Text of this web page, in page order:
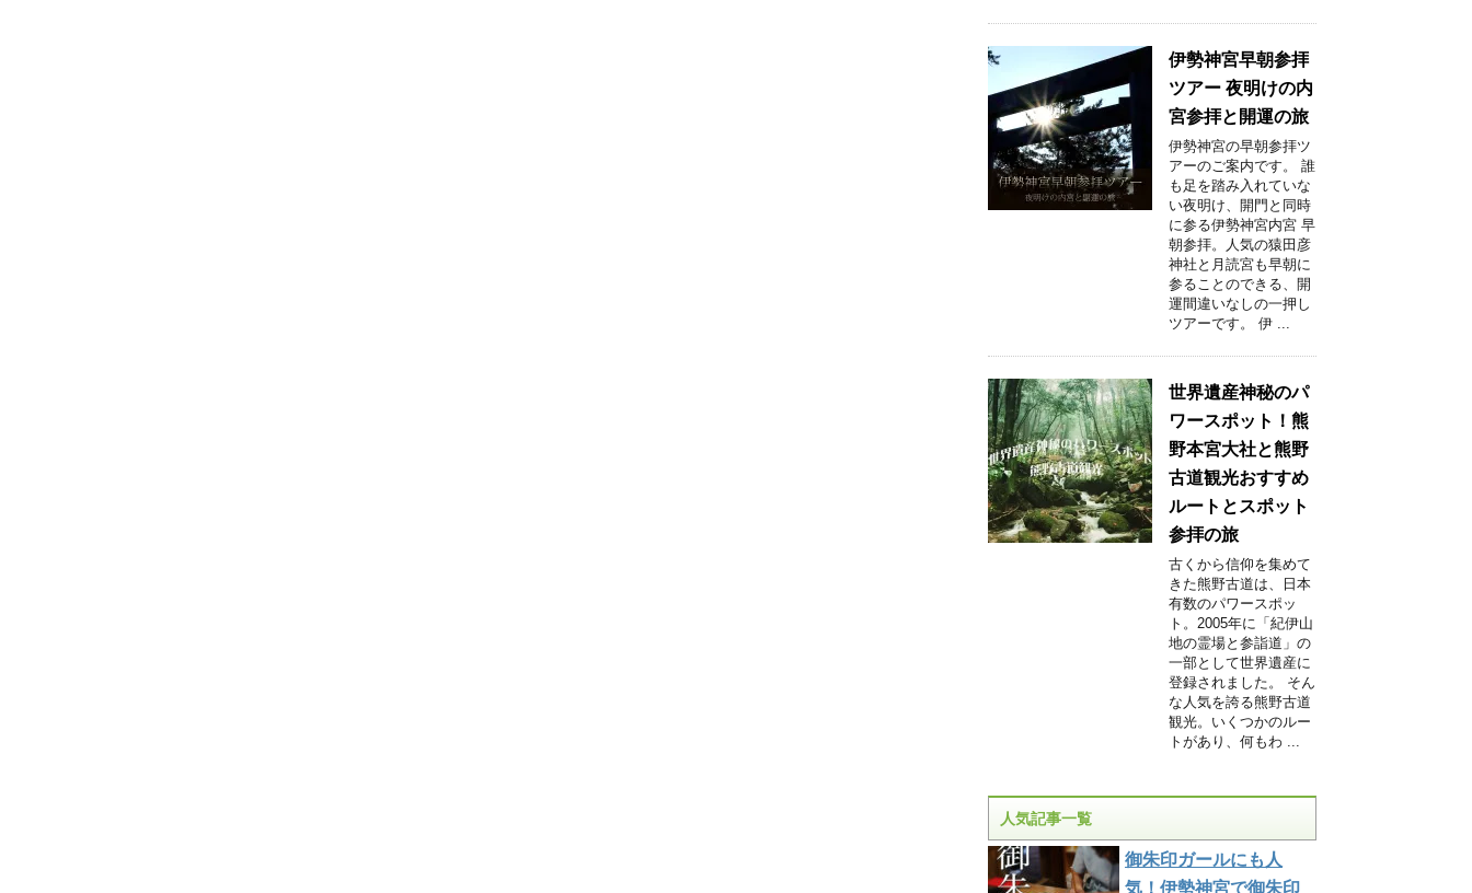
伊勢神宮早朝参拝
ツアー 夜明けの内
宮参拝と開運の旅
伊勢神宮の早朝参拝ツ
アーのご案内です。 誰
も足を踏み入れていな
い夜明け、開門と同時
に参る伊勢神宮内宮 早
朝参拝。人気の猿田彦
神社と月読宮も早朝に
参ることのできる、開
運間違いなしの一押し
ツアーです。 伊 ...
世界遺産神秘のパ
ワースポット！熊
野本宮大社と熊野
古道観光おすすめ
ルートとスポット
参拝の旅
古くから信仰を集めて
きた熊野古道は、日本
有数のパワースポッ
ト。2005年に「紀伊山
地の霊場と参詣道」の
一部として世界遺産に
登録されました。 そん
な人気を誇る熊野古道
観光。いくつかのルー
トがあり、何もわ ...
人気記事一覧
御朱印ガールにも人
気！伊勢神宮で御朱印